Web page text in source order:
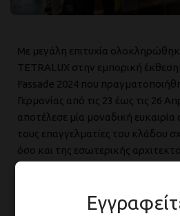
Με μεγάλη επιτυχία
TETRALUX στην εμπορική έκθεση
Fassade 2024 που
Γερμανίας από τις 23 έως τις 26
αποτέλεσε μία μοναδική
τους επαγγελματίες του κλάδου
όσο και της εσωτερικής